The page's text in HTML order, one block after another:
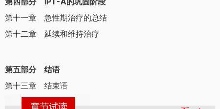
第十一章 急性期治疗的总结
第十二章 延续和维持治疗
第五部分 结语
第十三章 结束语